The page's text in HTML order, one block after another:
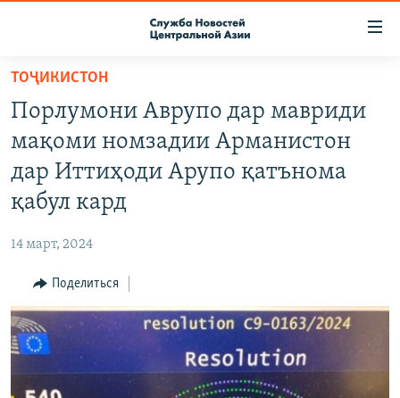
Вернуться
основному
содержанию
Вернутся
главной
Вернутся
поиску
ПОДПИСКА
КОНТАКТЫ
RFE/RL ДИРЕКТ
МИГРАНТ МЕДИА
ТОҶИКИСТОН
Порлумони Аврупо дар мавриди
мақоми номзадии Арманистон
дар Иттиҳоди Арупо қатънома
қабул кард
14 март, 2024
Поделиться